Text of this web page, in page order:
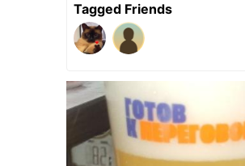
Tagged Friends